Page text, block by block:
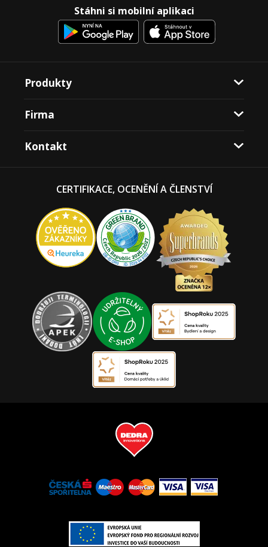
Stáhni si mobilní aplikaci
Produkty
Firma
Kontakt
CERTIFIKACE, OCENĚNÍ A ČLENSTVÍ